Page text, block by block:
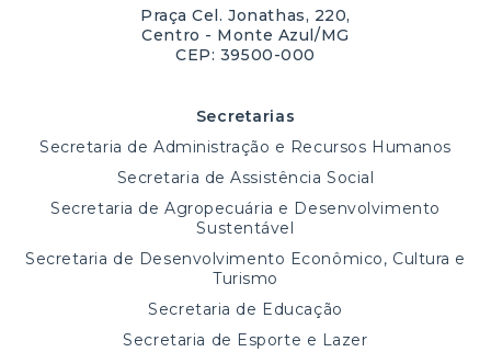
Praça Cel. Jonathas, 220,
Centro - Monte Azul/MG
CEP: 39500-000
Secretarias
Secretaria de Administração e Recursos Humanos
Secretaria de Assistência Social
Secretaria de Agropecuária e Desenvolvimento
Sustentável
Secretaria de Desenvolvimento Econômico, Cultura e
Turismo
Secretaria de Educação
Secretaria de Esporte e Lazer